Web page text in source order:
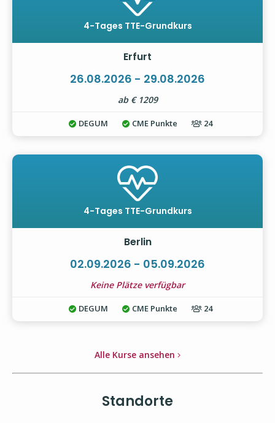
4-Tages TTE-Grundkurs
Erfurt
26.08.2026 - 29.08.2026
ab € 1209
DEGUM CME Punkte 24
4-Tages TTE-Grundkurs
Berlin
02.09.2026 - 05.09.2026
Keine Plätze verfügbar
DEGUM CME Punkte 24
Alle Kurse ansehen
Standorte